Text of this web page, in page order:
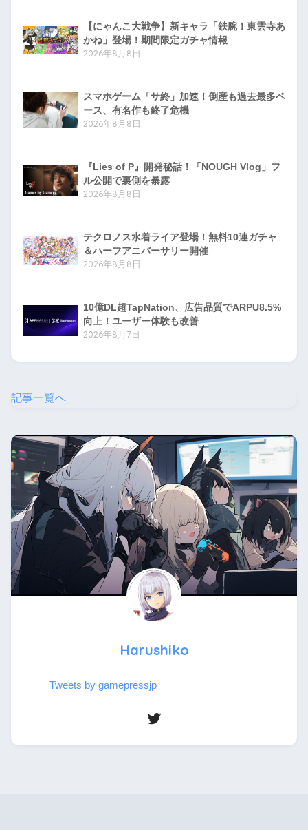
【にゃんこ大戦争】新キャラ「鉄腕！東雲寺あ
かね」登場！期間限定ガチャ情報
2026年8月8日
スマホゲーム「サ終」加速！倒産も過去最多ペ
ース、有名作も終了危機
2026年8月8日
『Lies of P』開発秘話！「NOUGH Vlog」フ
ル公開で裏側を暴露
2026年8月8日
テクロノス水着ライア登場！無料10連ガチャ
＆ハーフアニバーサリー開催
2026年8月8日
10億DL超TapNation、広告品質でARPU8.5%
向上！ユーザー体験も改善
2026年8月7日
記事一覧へ
Harushiko
Tweets by gamepressjp